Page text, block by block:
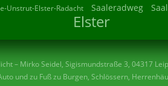
Unstrut-Elster-Radacht Saaleradweg
Elster
– Mirko Seidel, Sigismundstraße 3, 04317
und zu Fuß zu Burgen, Schlössern,